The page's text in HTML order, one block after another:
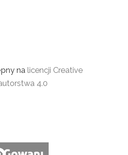
na licencji Creative
4.0